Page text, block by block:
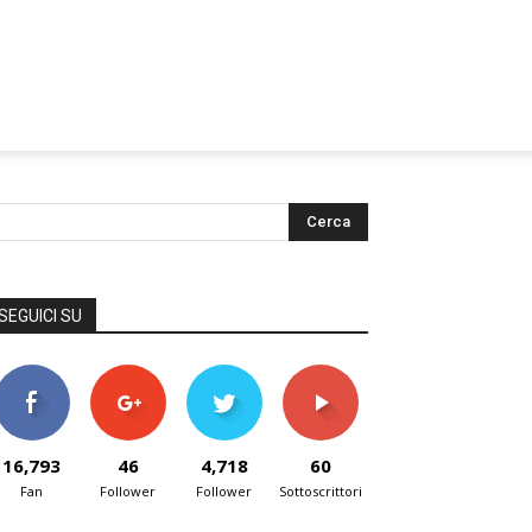
SU
16,793
Fan
46
Follower
4,718
Follower
60
Sottoscrittori